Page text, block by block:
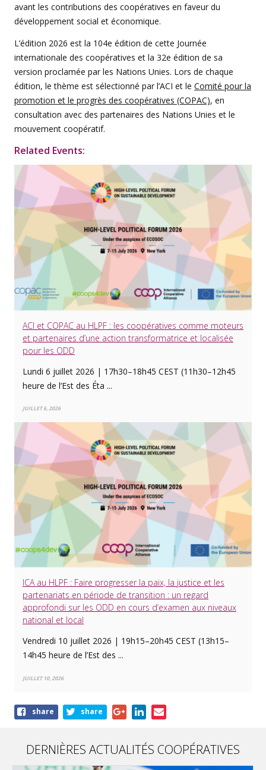
avant les contributions des coopératives en faveur du
développement social et économique.
L’édition 2026 est la 104e édition de cette Journée
internationale des coopératives et la 32e édition de sa
version proclamée par les Nations Unies. Lors de chaque
édition, le thème est sélectionné par l’ACI et le Comité pour la
promotion et le progrès des coopératives (COPAC), en
consultation avec des partenaires des Nations Unies et le
mouvement coopératif.
Related Events:
ACI et COPAC au HLPF : les coopératives comme moteurs
et partenaires d’une action transformatrice et localisée
pour les ODD
Lundi 6 juillet 2026 | 17h30–18h45 CEST (11h30–12h45
heure de l’Est des Éta ...
JUILLET 6, 2026
ICA au HLPF : Faire progresser la paix, la justice et les
partenariats en période de transition : un regard
approfondi sur les ODD en cours d’examen aux niveaux
national et local
Vendredi 10 juillet 2026 | 19h15–20h45 CEST (13h15–
14h45 heure de l’Est des ...
JUILLET 10, 2026
Shareshare share
DERNIÈRES ACTUALITÉS COOPÉRATIVES